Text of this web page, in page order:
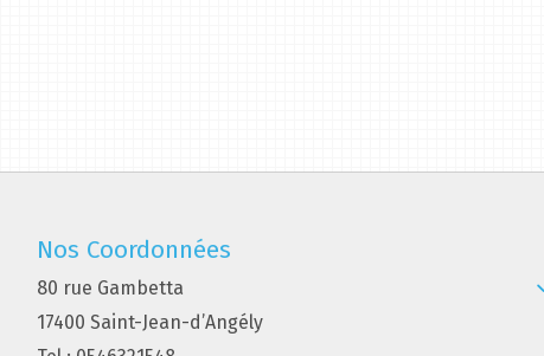
Nos Coordonnées
80 rue Gambetta
17400 Saint-Jean-d’Angély